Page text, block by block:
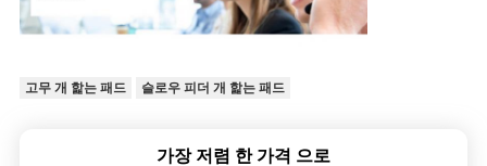
고무 개 핥는 패드 슬로우 피더 개 핥는 패드
가장 저렴 한 가격 으로